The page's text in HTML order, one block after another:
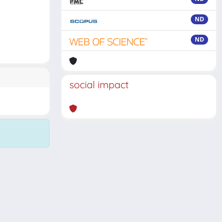
ND
ND
social impact